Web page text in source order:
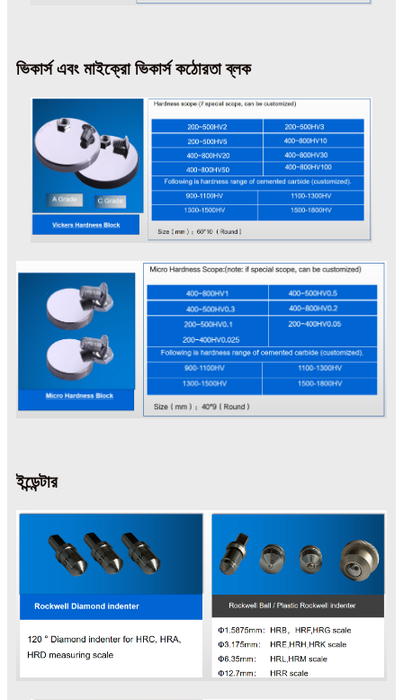
ভিকার্স এবং মাইক্রো ভিকার্স কঠোরতা ব্লক
ইন্ডেন্টার